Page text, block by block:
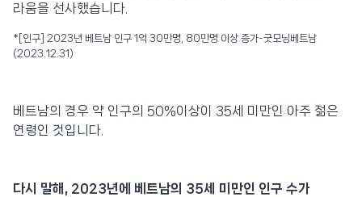
라움을 선사했습니다.
*[인구] 2023년 베트남 인구 1억 30만명, 80만명 이상 증가-굿모닝베트남
(2023.12.31)
베트남의 경우 약 인구의 50%이상이 35세 미만인 아주 젊은
연령인 것입니다.
다시 말해, 2023년에 베트남의 35세 미만인 인구 수가